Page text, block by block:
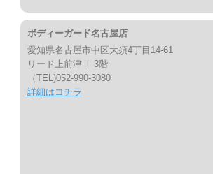
ボディーガード名古屋店
愛知県名古屋市中区大須4丁目14-61
リード上前津Ⅱ 3階
（TEL)052-990-3080
詳細はコチラ